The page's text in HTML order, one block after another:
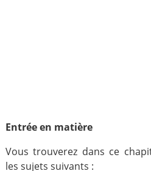
Entrée en matière
Vous trouverez dans ce
les sujets suivants :